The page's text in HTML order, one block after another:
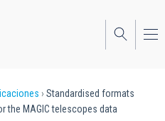
Standardised formats
the MAGIC telescopes data